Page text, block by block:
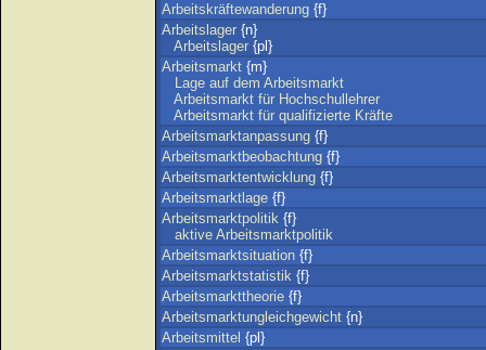
Arbeitskräftewanderung {f}
Arbeitslager {n}
Arbeitslager {pl}
Arbeitsmarkt {m}
Lage auf dem Arbeitsmarkt
Arbeitsmarkt für Hochschullehrer
Arbeitsmarkt für qualifizierte Kräfte
Arbeitsmarktanpassung {f}
Arbeitsmarktbeobachtung {f}
Arbeitsmarktentwicklung {f}
Arbeitsmarktlage {f}
Arbeitsmarktpolitik {f}
aktive Arbeitsmarktpolitik
Arbeitsmarktsituation {f}
Arbeitsmarktstatistik {f}
Arbeitsmarkttheorie {f}
Arbeitsmarktungleichgewicht {n}
Arbeitsmittel {pl}